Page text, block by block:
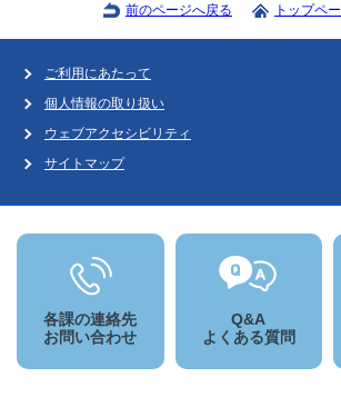
前のページへ戻る トップペ
ご利用にあたって
個人情報の取り扱い
ウェブアクセシビリティ
サイトマップ
各課の連絡先
お問い合わせ
Q&A
よくある質問